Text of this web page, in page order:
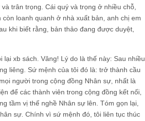
trân trọng. Cái quý và trọng ở nhiều chỗ,
loanh quanh ở nhà xuất bản, anh chị em
khi biết rằng, bản thảo đang được duyệt,
xb sách. Vâng! Lý do là thế này: Sau nhiều
liêng. Sứ mệnh của tôi đó là: trở thành cầu
người trong cộng đồng Nhân sự, nhất là
để các thành viên trong cộng đồng kết nối,
tầm vị thế nghề Nhân sự lên. Tóm gọn lại,
sự. Chính vì sứ mệnh đó, tôi liên tục thúc